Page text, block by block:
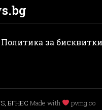
Политика за бисквитки
БГНЕСМade with pvmg.co